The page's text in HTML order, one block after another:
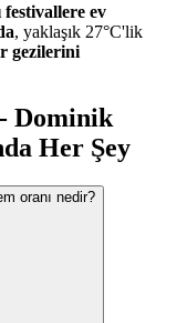
festivallere ev
, yaklaşık 27°C'lik
gezilerini
- Dominik
Her Şey
oranı nedir?